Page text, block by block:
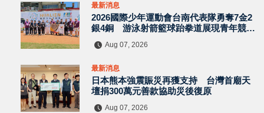
最新消息
2026國際少年運動會台南代表隊勇奪7金2
銀4銅 游泳射箭籃球跆拳道展現青年競技
Aug 07, 2026
最新消息
日本熊本強震賑災再獲支持 台灣首廟天
壇捐300萬元善款協助災後復原
Aug 07, 2026